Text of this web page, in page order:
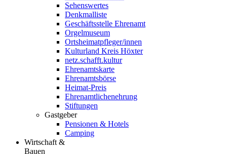
Sehenswertes
Denkmalliste
Geschäftsstelle Ehrenamt
Orgelmuseum
Ortsheimatpfleger/innen
Kulturland Kreis Höxter
netz.schafft.kultur
Ehrenamtskarte
Ehrenamtsbörse
Heimat-Preis
Ehrenamtlichenehrung
Stiftungen
Gastgeber
Pensionen & Hotels
Camping
Wirtschaft &
Bauen